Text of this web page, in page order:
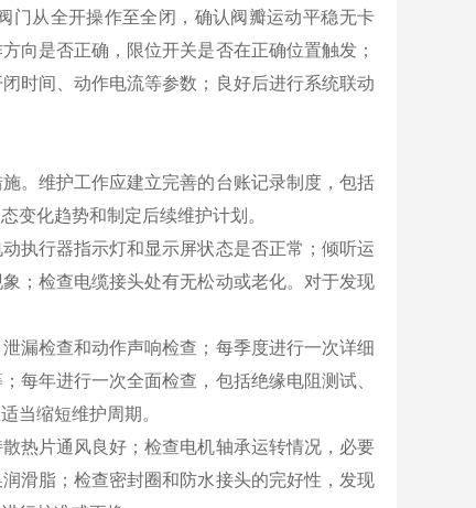
门从全开操作至全闭，确认阀瓣运动平稳无卡
向是否正确，限位开关是否在正确位置触发；
时间、动作电流等参数；良好后进行系统联动
。维护工作应建立完善的台账记录制度，包括
变化趋势和制定后续维护计划。
执行器指示灯和显示屏状态是否正常；倾听运
；检查电缆接头处有无松动或老化。对于发现
漏检查和动作声响检查；每季度进行一次详细
每年进行一次全面检查，包括绝缘电阻测试、
当缩短维护周期。
热片通风良好；检查电机轴承运转情况，必要
滑脂；检查密封圈和防水接头的完好性，发现